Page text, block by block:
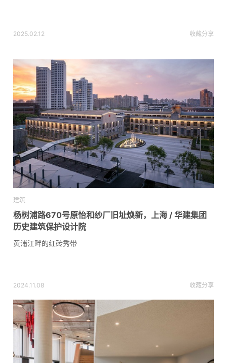
2025.02.12 收藏分享
建筑
杨树浦路670号原怡和纱厂旧址焕新，上海 / 华建集团
历史建筑保护设计院
黄浦江畔的红砖秀带
2024.11.08 收藏分享